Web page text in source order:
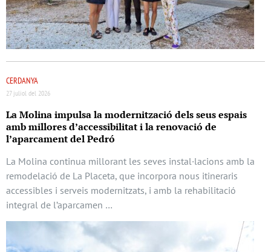
CERDANYA
27 juliol del 2026
La Molina impulsa la modernització dels seus espais
amb millores d’accessibilitat i la renovació de
l’aparcament del Pedró
La Molina continua millorant les seves instal·lacions amb la
remodelació de La Placeta, que incorpora nous itineraris
accessibles i serveis modernitzats, i amb la rehabilitació
integral de l’aparcamen …